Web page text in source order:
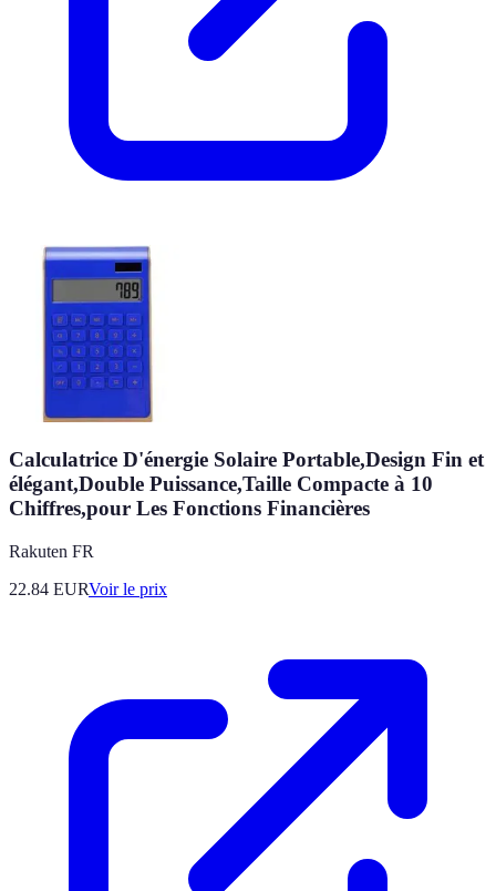
Calculatrice D'énergie Solaire Portable,Design Fin et
élégant,Double Puissance,Taille Compacte à 10
Chiffres,pour Les Fonctions Financières
Rakuten FR
22.84 EURVoir le prix